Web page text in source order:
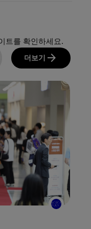
트를 확인하세요.
더보기 arrow_forward